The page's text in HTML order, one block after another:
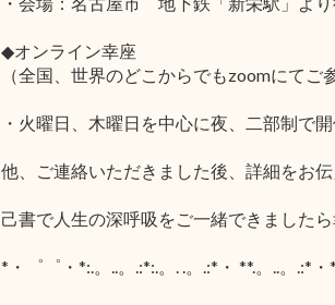
◆オンライン幸座
（全国、世界のどこからでもzoomにてご
・火曜日、木曜日を中心に夜、二部制で
他、ご連絡いただきました後、詳細をお
己書で人生の深呼吸をご一緒できました
*・゜゜・*:.。..。.:*:.。. .。.:*・ **.。..。.:*・